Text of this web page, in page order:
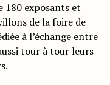
180 exposants et
de la foire de
à l’échange entre
tour à tour leurs